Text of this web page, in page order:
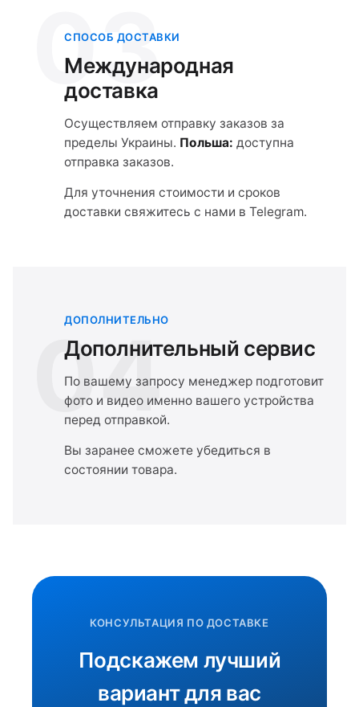
03
СПОСОБ ДОСТАВКИ
Международная
доставка
Осуществляем отправку заказов за
пределы Украины. Польша: доступна
отправка заказов.
Для уточнения стоимости и сроков
доставки свяжитесь с нами в Telegram.
04
ДОПОЛНИТЕЛЬНО
Дополнительный сервис
По вашему запросу менеджер подготовит
фото и видео именно вашего устройства
перед отправкой.
Вы заранее сможете убедиться в
состоянии товара.
КОНСУЛЬТАЦИЯ ПО ДОСТАВКЕ
Подскажем лучший
вариант для вас